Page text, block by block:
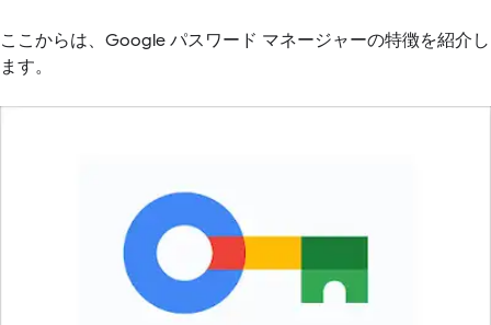
ここからは、Google パスワード マネージャーの特徴を紹介し
ます。